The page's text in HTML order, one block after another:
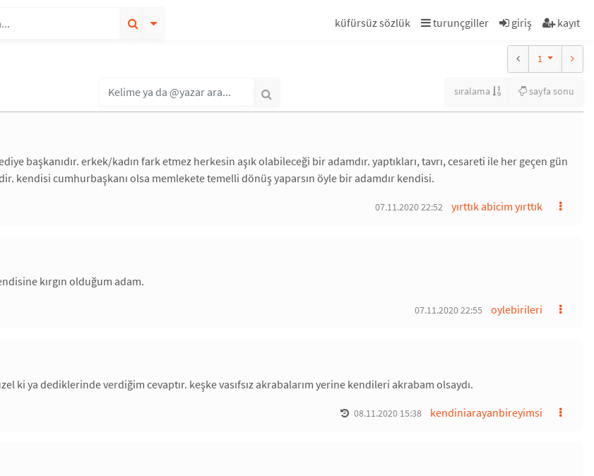
küfürsüz sözlük turunçgiller giriş kayıt
1
sıralama sayfa sonu
başkanıdır. erkek/kadın fark etmez herkesin aşık olabileceği bir adamdır. yaptıkları, tavrı, cesareti ile her geçen gün
kendisi cumhurbaşkanı olsa memlekete temelli dönüş yaparsın öyle bir adamdır kendisi.
yırttık abicim yırttık
07.11.2020 22:52
kırgın olduğum adam.
oylebirileri
07.11.2020 22:55
ki ya dediklerinde verdiğim cevaptır. keşke vasıfsız akrabalarım yerine kendileri akrabam olsaydı.
kendiniarayanbireyimsi
08.11.2020 15:38